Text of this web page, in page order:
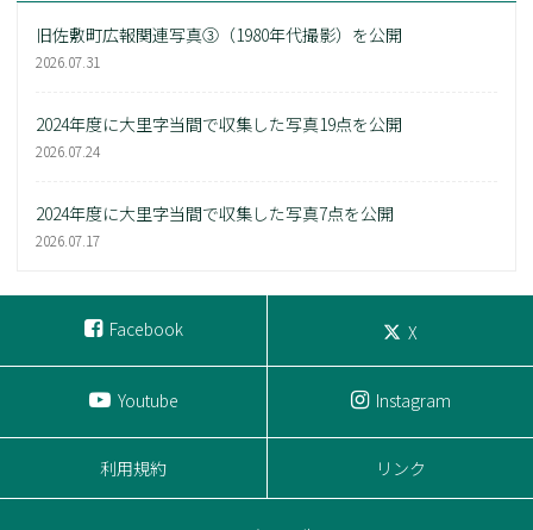
旧佐敷町広報関連写真③（1980年代撮影）を公開
2026.07.31
2024年度に大里字当間で収集した写真19点を公開
2026.07.24
2024年度に大里字当間で収集した写真7点を公開
2026.07.17
Facebook X
Youtube Instagram
利用規約 リンク